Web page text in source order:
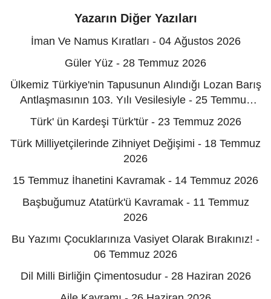
Yazarın Diğer Yazıları
İman Ve Namus Kıratları - 04 Ağustos 2026
Güler Yüz - 28 Temmuz 2026
Ülkemiz Türkiye'nin Tapusunun Alındığı Lozan Barış
Antlaşmasının 103. Yılı Vesilesiyle - 25 Temmuz
2026
Türk' ün Kardeşi Türk'tür - 23 Temmuz 2026
Türk Milliyetçilerinde Zihniyet Değişimi - 18 Temmuz
2026
15 Temmuz İhanetini Kavramak - 14 Temmuz 2026
Başbuğumuz Atatürk'ü Kavramak - 11 Temmuz
2026
Bu Yazımı Çocuklarınıza Vasiyet Olarak Bırakınız! -
06 Temmuz 2026
Dil Milli Birliğin Çimentosudur - 28 Haziran 2026